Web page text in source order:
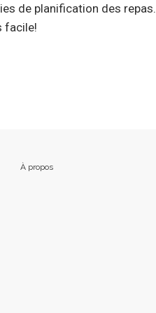
de planification des repas.
facile!
À propos